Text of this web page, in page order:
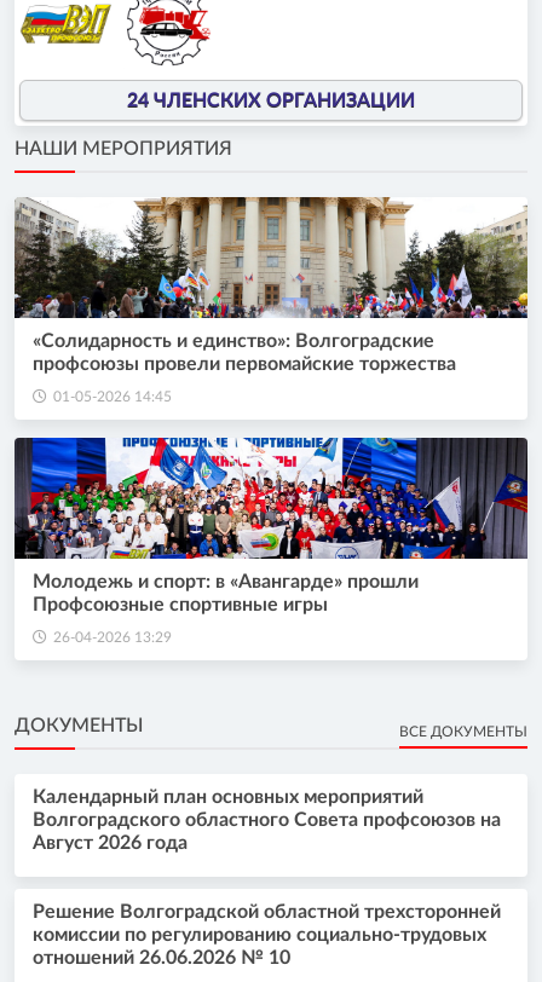
24 ЧЛЕНСКИХ ОРГАНИЗАЦИИ
НАШИ МЕРОПРИЯТИЯ
«Солидарность и единство»: Волгоградские
профсоюзы провели первомайские торжества
01-05-2026 14:45
Молодежь и спорт: в «Авангарде» прошли
Профсоюзные спортивные игры
26-04-2026 13:29
ДОКУМЕНТЫ ВСЕ ДОКУМЕНТЫ
Календарный план основных мероприятий
Волгоградского областного Совета профсоюзов на
Август 2026 года
Решение Волгоградской областной трехсторонней
комиссии по регулированию социально-трудовых
отношений 26.06.2026 № 10